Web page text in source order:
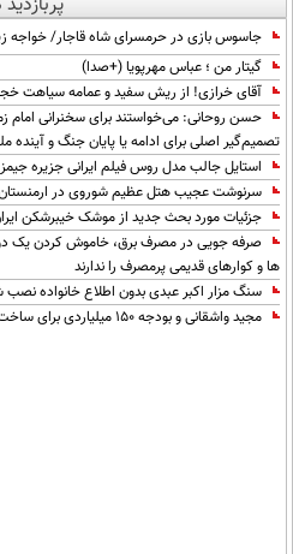
جاسوس بازی در حرمسرای شاه قاجار/ خواجه
گیتار من ؛ عباس مهرپویا (+صدا)
آقای خرازی! از ریش سفید و عمامه سیاهت
حسن روحانی: می‌خواستند برای سخنرانی امام
تصمیم‌گیر اصلی برای ادامه یا پایان جنگ و
استایل جالب مدل روس فیلم ایرانی جزیره
سرنوشت عجیب هتل عظیم شوروی در
جزئیات مورد بحث جدید از موشک خیبرشکن
صرفه جویی در مصرف برق، خاموش کردن یک
ها و کوارهای قدیمی پرمصرف را ندارند
سنگ مزار اکبر عبدی بدون اطلاع خانواده
مجید واشقانی و بودجه 150 میلیاردی برای ساخت فیلم! خدا بده برکت ولی چرا؟